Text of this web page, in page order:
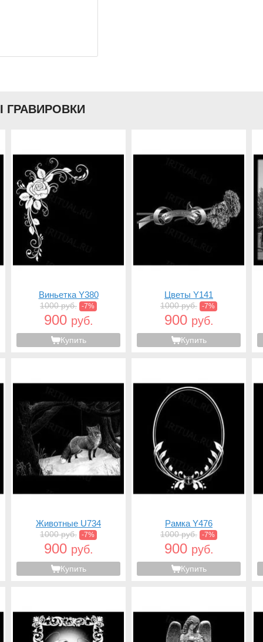
ГРАВИРОВКИ
Виньетка Y380
1000 руб. -7%
900 руб.
Купить
Цветы Y141
1000 руб. -7%
900 руб.
Купить
Животные U734
1000 руб. -7%
900 руб.
Купить
Рамка Y476
1000 руб. -7%
900 руб.
Купить